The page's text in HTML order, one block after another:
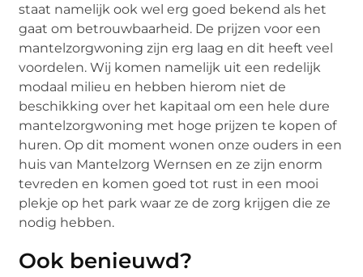
staat namelijk ook wel erg goed bekend als het
gaat om betrouwbaarheid. De prijzen voor een
mantelzorgwoning zijn erg laag en dit heeft veel
voordelen. Wij komen namelijk uit een redelijk
modaal milieu en hebben hierom niet de
beschikking over het kapitaal om een hele dure
mantelzorgwoning met hoge prijzen te kopen of
huren. Op dit moment wonen onze ouders in een
huis van Mantelzorg Wernsen en ze zijn enorm
tevreden en komen goed tot rust in een mooi
plekje op het park waar ze de zorg krijgen die ze
nodig hebben.
Ook benieuwd?